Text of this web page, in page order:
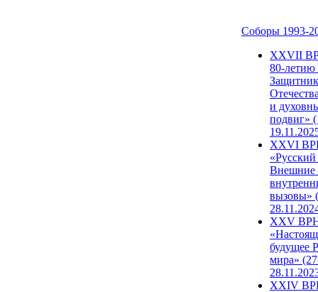
Соборы 1993-
ХХVII
80-
и
подвиг»
XXVI
Внешние
вызовы»
XXV
будущее
мира»
XXIV